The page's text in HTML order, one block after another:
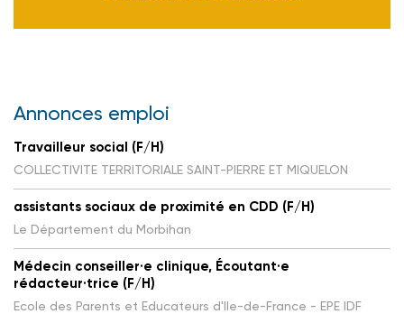
Annonces emploi
Travailleur social (F/H)
COLLECTIVITE TERRITORIALE SAINT-PIERRE ET MIQUELON
assistants sociaux de proximité en CDD (F/H)
Le Département du Morbihan
Médecin conseiller·e clinique, Écoutant·e
rédacteur·trice (F/H)
Ecole des Parents et Educateurs d'Ile-de-France - EPE IDF